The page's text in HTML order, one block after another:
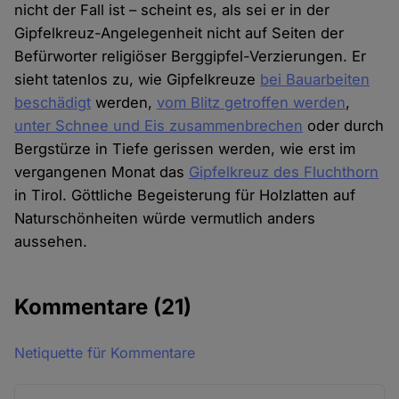
nicht der Fall ist – scheint es, als sei er in der
Gipfelkreuz-Angelegenheit nicht auf Seiten der
Befürworter religiöser Berggipfel-Verzierungen. Er
sieht tatenlos zu, wie Gipfelkreuze bei Bauarbeiten
beschädigt werden,vom Blitz getroffen werden,
unter Schnee und Eis zusammenbrechen oder durch
Bergstürze in Tiefe gerissen werden, wie erst im
vergangenen Monat das Gipfelkreuz des Fluchthorn
in Tirol. Göttliche Begeisterung für Holzlatten auf
Naturschönheiten würde vermutlich anders
aussehen.
Kommentare (21)
Netiquette für Kommentare